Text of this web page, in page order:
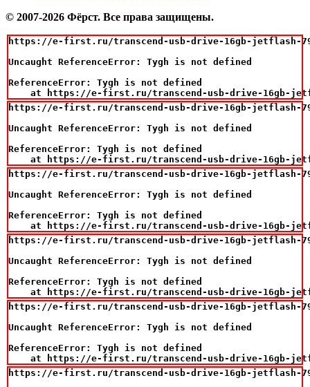
© 2007-2026 Фёрст. Все права защищены.
https://e-first.ru/transcend-usb-drive-16gb-jetflash-
Uncaught ReferenceError: Tygh is not defined
ReferenceError: Tygh is not defined
at https://e-first.ru/transcend-usb-drive-16gb-
https://e-first.ru/transcend-usb-drive-16gb-jetflash-
Uncaught ReferenceError: Tygh is not defined
ReferenceError: Tygh is not defined
at https://e-first.ru/transcend-usb-drive-16gb-
https://e-first.ru/transcend-usb-drive-16gb-jetflash-
Uncaught ReferenceError: Tygh is not defined
ReferenceError: Tygh is not defined
at https://e-first.ru/transcend-usb-drive-16gb-
https://e-first.ru/transcend-usb-drive-16gb-jetflash-
Uncaught ReferenceError: Tygh is not defined
ReferenceError: Tygh is not defined
at https://e-first.ru/transcend-usb-drive-16gb-
https://e-first.ru/transcend-usb-drive-16gb-jetflash-
Uncaught ReferenceError: Tygh is not defined
ReferenceError: Tygh is not defined
at https://e-first.ru/transcend-usb-drive-16gb-
https://e-first.ru/transcend-usb-drive-16gb-jetflash-